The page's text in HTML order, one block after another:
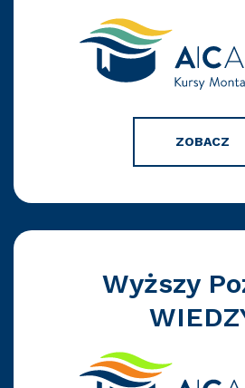
ZOBACZ
Wyższy